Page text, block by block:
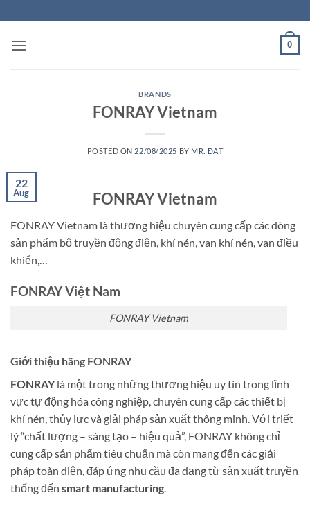
to
content
0
BRANDS
FONRAY Vietnam
POSTED ON 22/08/2025 BY MR. ĐẠT
22
Aug FONRAY Vietnam
FONRAY Vietnam là thương hiệu chuyên cung cấp các dòng
sản phẩm bộ truyền động điện, khí nén, van khí nén, van điều
khiển,…
FONRAY Việt Nam
FONRAY Vietnam
Giới thiệu hãng FONRAY
FONRAYlà một trong những thương hiệu uy tín trong lĩnh
vực tự động hóa công nghiệp, chuyên cung cấp các thiết bị
khí nén, thủy lực và giải pháp sản xuất thông minh. Với triết
lý “chất lượng – sáng tạo – hiệu quả”, FONRAY không chỉ
cung cấp sản phẩm tiêu chuẩn mà còn mang đến các giải
pháp toàn diện, đáp ứng nhu cầu đa dạng từ sản xuất truyền
thống đến smart manufacturing